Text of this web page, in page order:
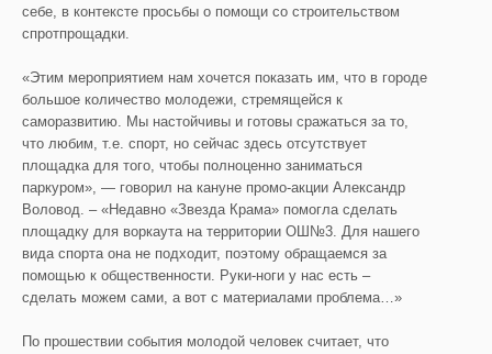
себе, в контексте просьбы о помощи со строительством
спротпрощадки.
«Этим мероприятием нам хочется показать им, что в городе
большое количество молодежи, стремящейся к
саморазвитию. Мы настойчивы и готовы сражаться за то,
что любим, т.е. спорт, но сейчас здесь отсутствует
площадка для того, чтобы полноценно заниматься
паркуром», — говорил на кануне промо-акции Александр
Воловод. – «Недавно «Звезда Крама» помогла сделать
площадку для воркаута на территории ОШ№3. Для нашего
вида спорта она не подходит, поэтому обращаемся за
помощью к общественности. Руки-ноги у нас есть –
сделать можем сами, а вот с материалами проблема…»
По прошествии события молодой человек считает, что